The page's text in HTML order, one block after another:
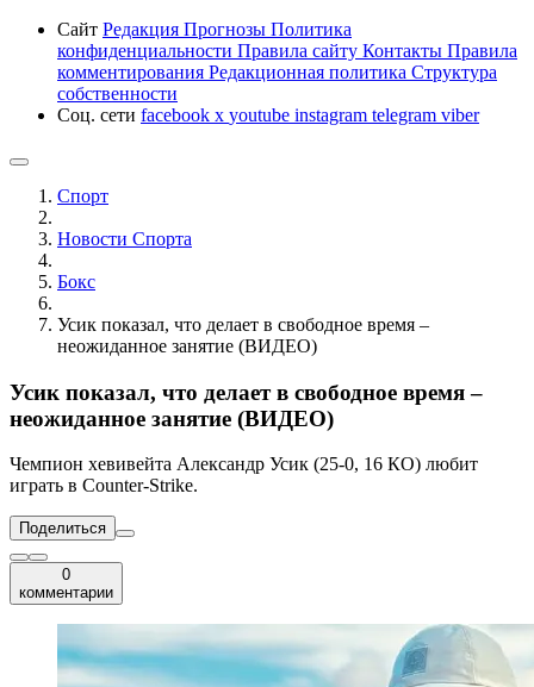
Сайт Редакция Прогнозы Политика
конфиденциальности Правила сайту Контакты Правила
комментирования Редакционная политика Структура
собственности
Соц. сети facebook x youtube instagram telegram viber
Спорт
Новости Cпорта
Бокс
Усик показал, что делает в свободное время –
неожиданное занятие (ВИДЕО)
Усик показал, что делает в свободное время –
неожиданное занятие (ВИДЕО)
Чемпион хевивейта Александр Усик (25-0, 16 КО) любит
играть в Counter-Strike.
Поделиться
0
комментарии